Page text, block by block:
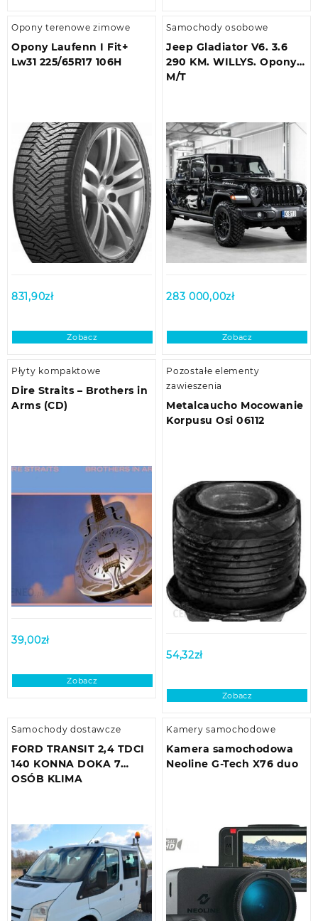
Opony terenowe zimowe
Opony Laufenn I Fit+
Lw31 225/65R17 106H
831,90zł
Zobacz
Samochody osobowe
Jeep Gladiator V6. 3.6
290 KM. WILLYS. Opony
M/T
283 000,00zł
Zobacz
Płyty kompaktowe
Dire Straits – Brothers in
Arms (CD)
39,00zł
Zobacz
Pozostałe elementy
zawieszenia
Metalcaucho Mocowanie
Korpusu Osi 06112
54,32zł
Zobacz
Samochody dostawcze
FORD TRANSIT 2,4 TDCI
140 KONNA DOKA 7
OSÓB KLIMA
Kamery samochodowe
Kamera samochodowa
Neoline G-Tech X76 duo